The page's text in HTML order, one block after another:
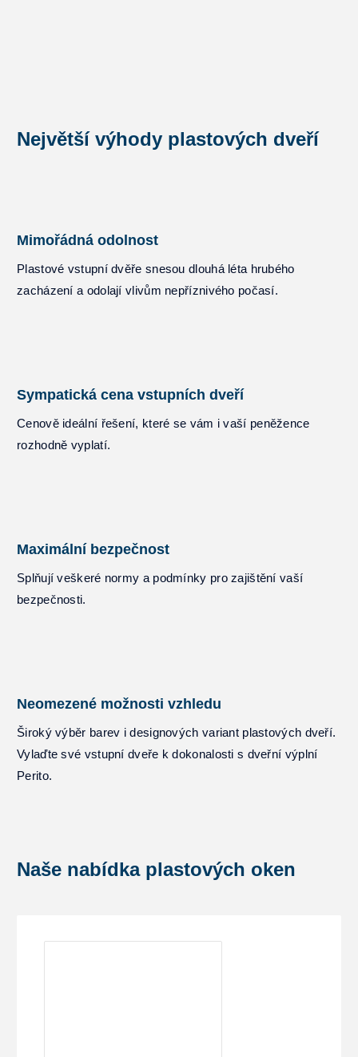
Největší výhody plastových dveří
Mimořádná odolnost
Plastové vstupní dvěře snesou dlouhá léta hrubého
zacházení a odolají vlivům nepříznivého počasí.
Sympatická cena vstupních dveří
Cenově ideální řešení, které se vám i vaší peněžence
rozhodně vyplatí.
Maximální bezpečnost
Splňují veškeré normy a podmínky pro zajištění vaší
bezpečnosti.
Neomezené možnosti vzhledu
Široký výběr barev i designových variant plastových dveří.
Vylaďte své vstupní dveře k dokonalosti s dveřní výplní
Perito.
Naše nabídka plastových oken